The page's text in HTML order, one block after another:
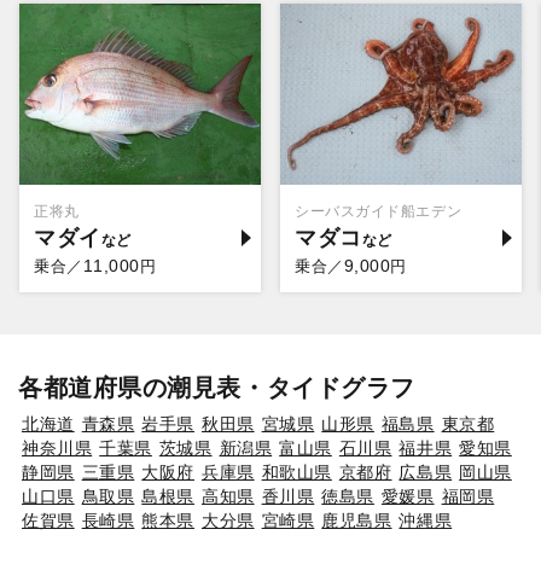
正将丸
マダイ
乗合／ 11,000円
シーバスガイド船エデン
マダコ
乗合／ 9,000円
各都道府県の潮見表・タイドグラフ
北海道 青森県 岩手県 秋田県 宮城県 山形県 福島県 東京都
神奈川県 千葉県 茨城県 新潟県 富山県 石川県 福井県 愛知県
静岡県 三重県 大阪府 兵庫県 和歌山県 京都府 広島県 岡山県
山口県 鳥取県 島根県 高知県 香川県 徳島県 愛媛県 福岡県
佐賀県 長崎県 熊本県 大分県 宮崎県 鹿児島県 沖縄県